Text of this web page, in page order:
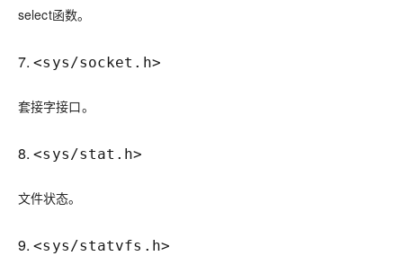
select函数。
7.<sys/socket.h>
套接字接口。
8.<sys/stat.h>
文件状态。
9.<sys/statvfs.h>